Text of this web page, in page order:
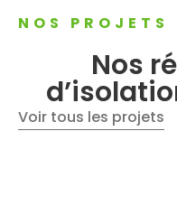
NOS PROJETS
Nos
Voir tous les projets